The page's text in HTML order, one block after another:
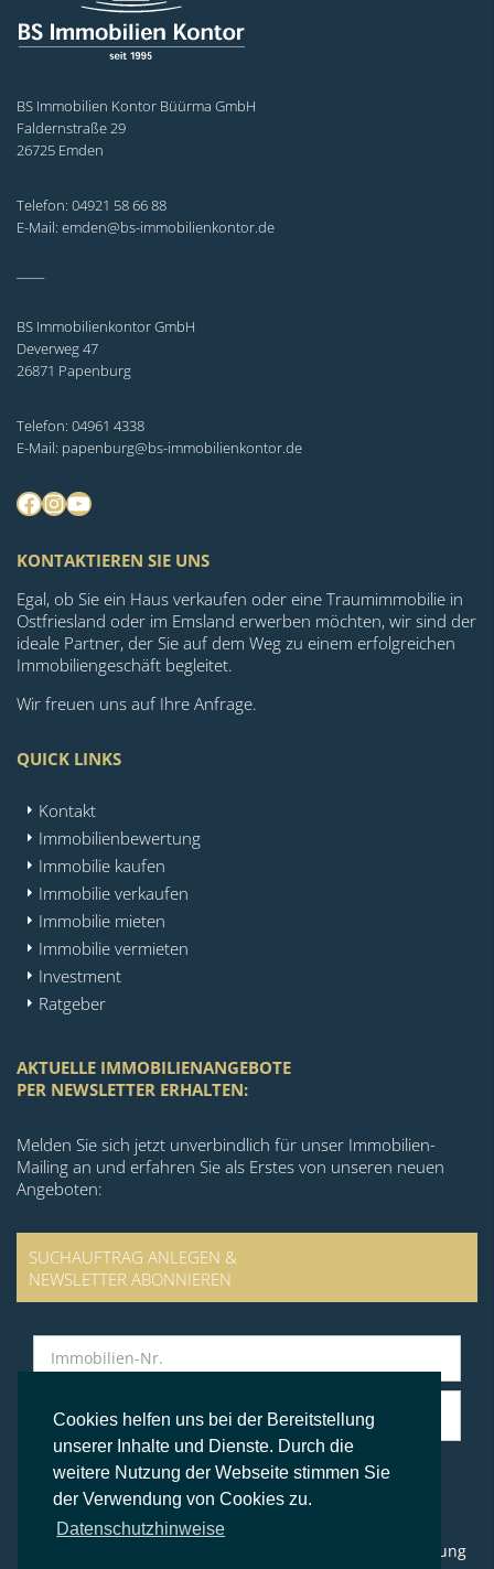
Cookies helfen uns bei der Bereitstellung
unserer Inhalte und Dienste. Durch die
weitere Nutzung der Webseite stimmen Sie
der Verwendung von Cookies zu.
Datenschutzhinweise
BS Immobilien Kontor Büürma GmbH
Faldernstraße 29
26725 Emden
Telefon: 04921 58 66 88
E-Mail: emden@bs-immobilienkontor.de
BS Immobilienkontor GmbH
Deverweg 47
26871 Papenburg
Telefon: 04961 4338
E-Mail: papenburg@bs-immobilienkontor.de
Facebook
Instagram
YouTube
KONTAKTIEREN SIE UNS
Egal, ob Sie ein Haus verkaufen oder eine Traumimmobilie in
Ostfriesland oder im Emsland erwerben möchten, wir sind der
ideale Partner, der Sie auf dem Weg zu einem erfolgreichen
Immobiliengeschäft begleitet.
Wir freuen uns auf Ihre Anfrage.
QUICK LINKS
Kontakt
Immobilienbewertung
Immobilie kaufen
Immobilie verkaufen
Immobilie mieten
Immobilie vermieten
Investment
Ratgeber
AKTUELLE IMMOBILIENANGEBOTE
PER NEWSLETTER ERHALTEN:
Melden Sie sich jetzt unverbindlich für unser Immobilien-
Mailing an und erfahren Sie als Erstes von unseren neuen
Angeboten:
SUCHAUFTRAG ANLEGEN &
NEWSLETTER ABONNIEREN
© BS Immobilien Kontor
Widerrufsbelehrung